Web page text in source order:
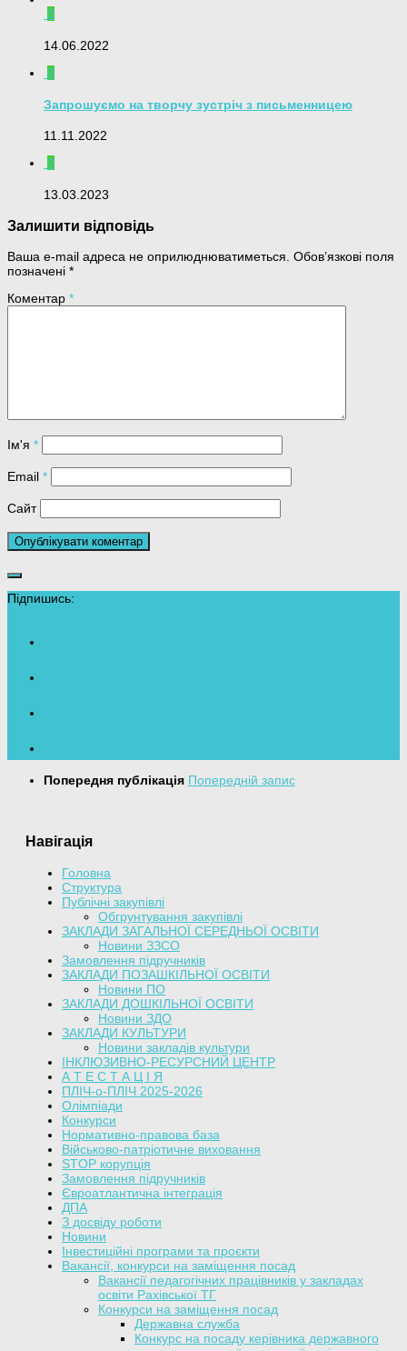
0
14.06.2022
0
Запрошуємо на творчу зустріч з письменницею
11.11.2022
0
13.03.2023
Залишити відповідь
Ваша e-mail адреса не оприлюднюватиметься. Обов’язкові поля
позначені *
Коментар *
Ім'я *
Email *
Сайт
Підпишись:
Попередня публікація Попередній запис
Навігація
Головна
Структура
Публічні закупівлі
Обгрунтування закупівлі
ЗАКЛАДИ ЗАГАЛЬНОЇ СЕРЕДНЬОЇ ОСВІТИ
Новини ЗЗСО
Замовлення підручників
ЗАКЛАДИ ПОЗАШКІЛЬНОЇ ОСВІТИ
Новини ПО
ЗАКЛАДИ ДОШКІЛЬНОЇ ОСВІТИ
Новини ЗДО
ЗАКЛАДИ КУЛЬТУРИ
Новини закладів культури
ІНКЛЮЗИВНО-РЕСУРСНИЙ ЦЕНТР
А Т Е С Т А Ц І Я
ПЛІЧ-о-ПЛІЧ 2025-2026
Олімпіади
Конкурси
Нормативно-правова база
Військово-патріотичне виховання
STOP корупція
Замовлення підручників
Євроатлантична інтеграція
ДПА
З досвіду роботи
Новини
Інвестиційні програми та проєкти
Вакансії, конкурси на заміщення посад
Вакансії педагогічних працівників у закладах
освіти Рахівської ТГ
Конкурси на заміщення посад
Державна служба
Конкурс на посаду керівника державного